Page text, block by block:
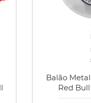
Balão
Red